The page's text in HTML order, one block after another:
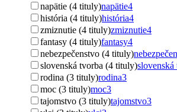
napätie (4 tituly)napätie4
história (4 tituly)história4
zmiznutie (4 tituly)zmiznutie4
fantasy (4 tituly)fantasy4
nebezpečenstvo (4 tituly)
slovenská tvorba (4 tituly)slovenská
rodina (3 tituly)rodina3
moc (3 tituly)moc3
tajomstvo (3 tituly)tajomstvo3